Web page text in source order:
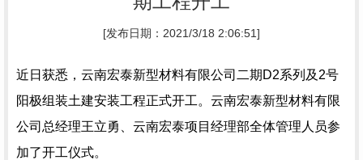
[发布日期：2021/3/18 2:06:51]
近日获悉，云南宏泰新型材料有限公司二期D2系列及2号
阳极组装土建安装工程正式开工。云南宏泰新型材料有限
公司总经理王立勇、云南宏泰项目经理部全体管理人员参
加了开工仪式。